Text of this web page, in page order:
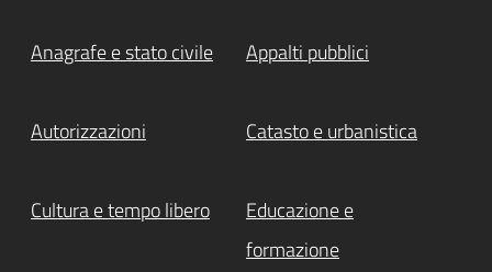
Anagrafe e stato civile Appalti pubblici
Autorizzazioni Catasto e urbanistica
Cultura e tempo libero
Educazione e
formazione